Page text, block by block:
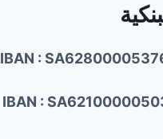
IBAN :
IBAN :